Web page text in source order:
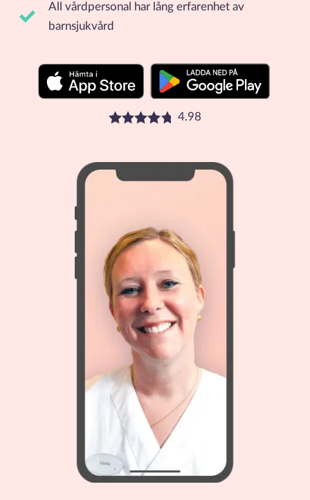
All vårdpersonal har lång erfarenhet av
barnsjukvård
Betyg: 4.98 stjärnor 4.98